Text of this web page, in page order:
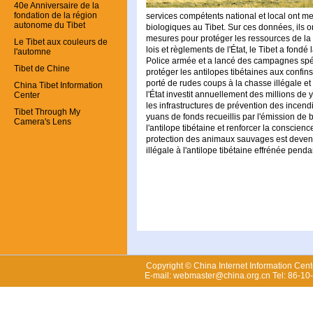
40e Anniversaire de la
fondation de la région
autonome du Tibet
Le Tibet aux couleurs de
l'automne
Tibet de Chine
China Tibet Information
Center
Tibet Through My
Camera's Lens
services compétents national et local ont
biologiques au Tibet. Sur ces données, ils
mesures pour protéger les ressources de
lois et règlements de l'État, le Tibet a
Police armée et a lancé des campagnes
protéger les antilopes tibétaines aux
porté de rudes coups à la chasse illégale
l'État investit annuellement des millions de
les infrastructures de prévention des
yuans de fonds recueillis par l'émission de
l'antilope tibétaine et renforcer la
protection des animaux sauvages est
illégale à l'antilope tibétaine effrénée
Copyright © China Internet Information
E-mail: webmaster@china.org.cn Tel: 86-